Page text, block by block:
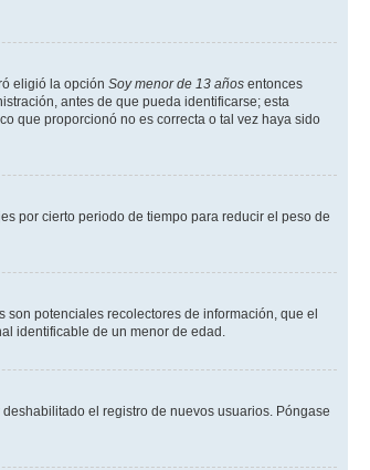
eligió la opción Soy menor de 13 años entonces
antes de que pueda identificarse; esta
que proporcionó no es correcta o tal vez haya sido
por cierto periodo de tiempo para reducir el peso de
son potenciales recolectores de información, que el
identificable de un menor de edad.
el registro de nuevos usuarios. Póngase